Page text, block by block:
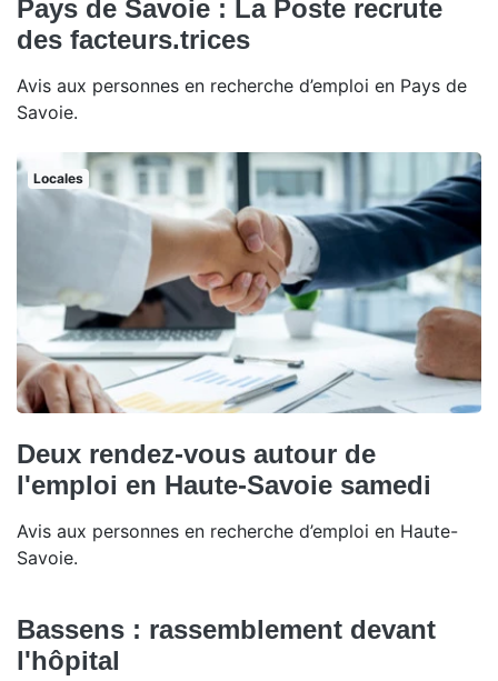
Pays de Savoie : La Poste recrute
des facteurs.trices
Avis aux personnes en recherche d’emploi en Pays de
Savoie.
Locales
Deux rendez-vous autour de
l'emploi en Haute-Savoie samedi
Avis aux personnes en recherche d’emploi en Haute-
Savoie.
Bassens : rassemblement devant
l'hôpital